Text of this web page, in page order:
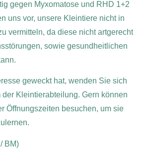
gegen Myxomatose und RHD 1+2
uns vor, unsere Kleintiere nicht in
vermitteln, da diese nicht artgerecht
sowie gesundheitlichen
geweckt hat, wenden Sie sich
der Kleintierabteilung. Gern können
Öffnungszeiten besuchen, um sie
BM)